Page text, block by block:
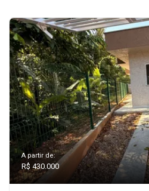
A partir de:
R$ 430.000